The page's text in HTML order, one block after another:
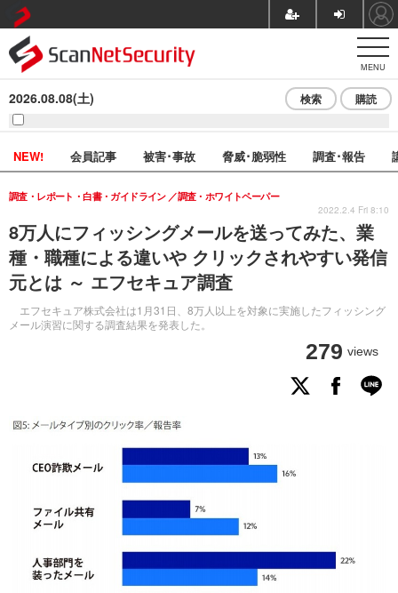
MENU
2026.08.08(土) 検索 購読
NEW! 会員記事 被害･事故 脅威･脆弱性 調査･報告
8万人にフィッシングメールを送ってみた、業
種・職種による違いや クリックされやすい発信
元とは ～ エフセキュア調査
エフセキュア株式会社は1月31日、8万人以上を対象に実施したフィッシング
メール演習に関する調査結果を発表した。
調査・レポート・白書・ガイドライン 調査・ホワイトペーパー
279 views
2022.2.4 Fri 8:10